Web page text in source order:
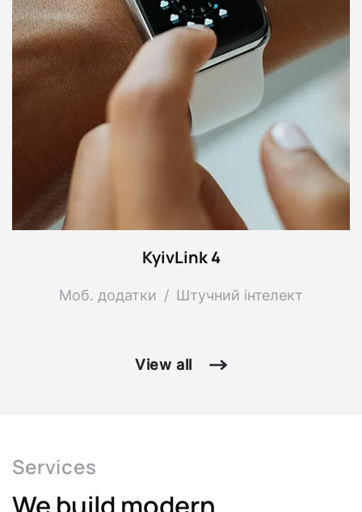
o
r
m
i
u
KyivLink 4
Моб. додатки Штучний інтелект
View all
Services